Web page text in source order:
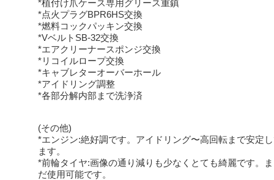
*植付け爪ケース専用グリース重鎮
*点火プラグBPR6HS交換
*燃料コックパッキン交換
*VベルトSB-32交換
*エアクリーナースポンジ交換
*リコイルロープ交換
*キャブレターオーバーホール
*アイドリング調整
*各部分解内部まで洗浄済
(その他)
*エンジン:絶好調です。アイドリング〜高回転まで安定
ます。
*前輪タイヤ:画像の通り減りも少なくとても綺麗です。
だ使用可能です。